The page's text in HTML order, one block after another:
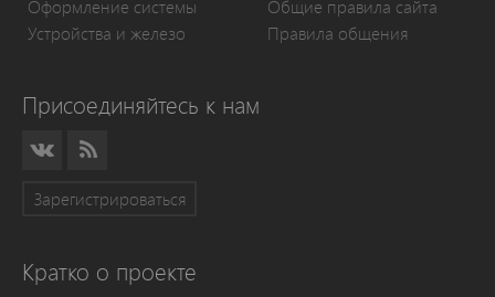
Оформление системы
Устройства и железо
Общие правила сайта
Правила общения
Присоединяйтесь к нам
Зарегистрироваться
Кратко о проекте